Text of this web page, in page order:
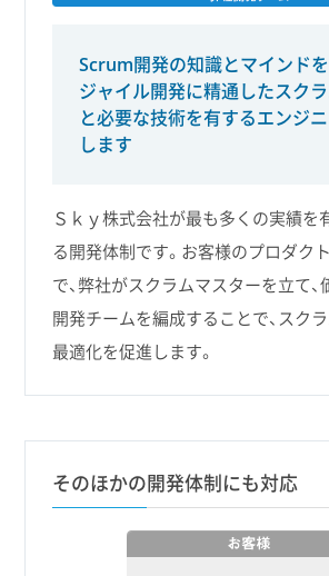
Scrum開発の知識とマインドを
ジャイル開発に精通したスク
と必要な技術を有するエンジ
します
Ｓｋｙ株式会社が最も多くの実績を
る開発体制です。お客様のプロダク
で、弊社がスクラムマスターを立て
開発チームを編成することで、スク
最適化を促進します。
そのほかの開発体制にも対応